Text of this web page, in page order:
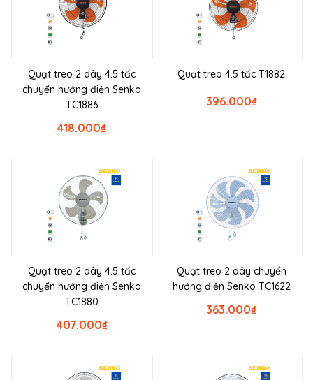
Quạt treo 2 dây 4.5 tấc
chuyển hướng điện Senko
TC1886
₫
418.000
Quạt treo 4.5 tấc T1882
₫
396.000
Quạt treo 2 dây 4.5 tấc
chuyển hướng điện Senko
TC1880
₫
407.000
Quạt treo 2 dây chuyển
hướng điện Senko TC1622
₫
363.000